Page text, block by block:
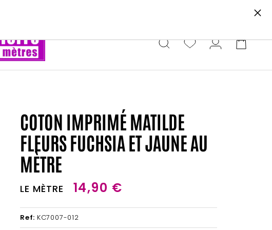
à notre newsletter.
COTON IMPRIMÉ MATILDE
FLEURS FUCHSIA ET JAUNE AU
MÈTRE
LE MÈTRE 14,90 €
Ref: KC7007-012